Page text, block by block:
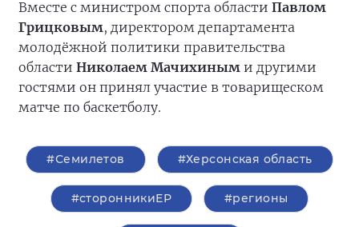
Вместе с министром спорта области Павлом
Грицковым, директором департамента
молодёжной политики правительства
области Николаем Мачихиным и другими
гостями он принял участие в товарищеском
матче по баскетболу.
#Семилетов #Херсонская область
#сторонникиЕР #регионы